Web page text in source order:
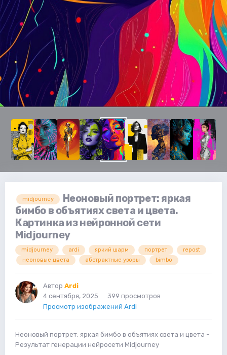
midjourney
Неоновый портрет: яркая
бимбо в объятиях света и цвета.
Картинка из нейронной сети
Midjourney
midjourney ardi яркий шарм портрет
repost
неоновые цвета
абстрактные узоры bimbo
Автор Ardi
4 сентября, 2025
399 просмотров
Просмотр изображений Ardi
Неоновый портрет: яркая бимбо в объятиях света и цвета -
Результат генерации нейросети Midjourney